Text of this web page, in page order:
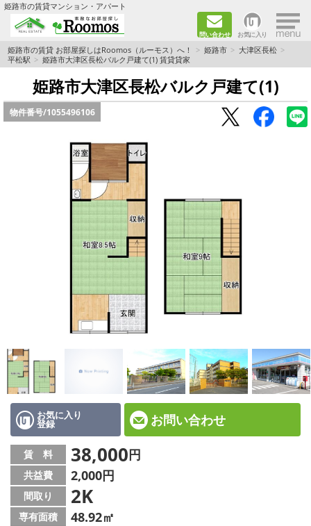
姫路市の賃貸マンション・アパート
問い合わせ お気に入り ×
TOPページ
ファミリー向けの部屋を探す
一人暮らし向けの部屋を探す
ペットと暮らせる部屋を探す
カップル向けの部屋を探す
敷金礼金0円の部屋を探す
都市ガス&オール電化の部屋を探す
ネット無料の部屋を探す
☆インターネット無料物件☆
☆敷金·礼金0円物件☆
路線·駅から探す
地域から探す
地図から探す
スタッフ紹介
姫路市の賃貸 お部屋探しはRoomos（ルーモス）へ！ 姫路市
大津区長松
平松駅
姫路市大津区長松バルク戸建て(1) 賃貸貸家
姫路市大津区長松バルク戸建て(1)
物件番号/1055496106
お気に入り
登録 お問い合わせ
賃 料 38,000円
共益費 2,000円
間取り 2K
専有面積 48.92㎡